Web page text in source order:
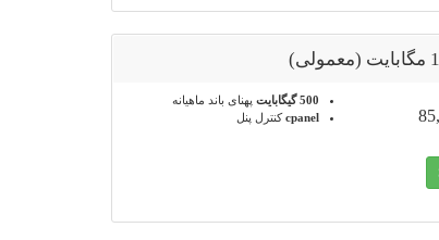
500 گیگابایت
پهنای باند ماهیانه
cpanelکنترل پنل